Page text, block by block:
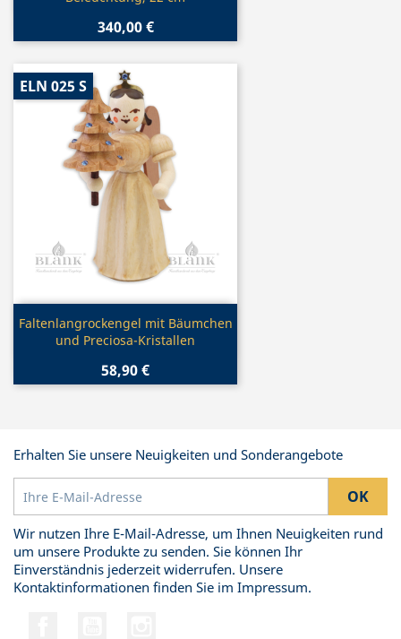
340,00 €
Vorschau
Faltenlangrockengel mit Bäumchen
und Preciosa-Kristallen
58,90 €
ELN 025 S
Erhalten Sie unsere Neuigkeiten und Sonderangebote
Wir nutzen Ihre E-Mail-Adresse, um Ihnen Neuigkeiten rund
um unsere Produkte zu senden. Sie können Ihr
Einverständnis jederzeit widerrufen. Unsere
Kontaktinformationen finden Sie im Impressum.